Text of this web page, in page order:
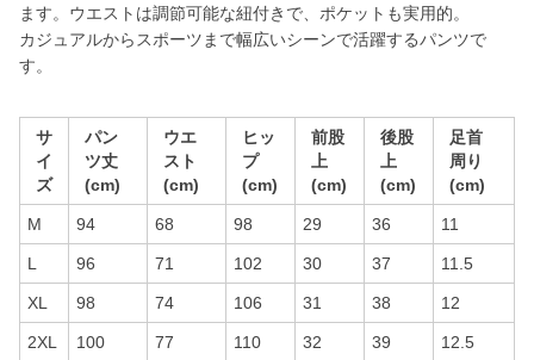
ます。ウエストは調節可能な紐付きで、ポケットも実用的。
カジュアルからスポーツまで幅広いシーンで活躍するパンツで
す。
サ
イ
ズ
パン
ツ丈
(cm)
ウエ
スト
(cm)
ヒッ
プ
(cm)
前股
上
(cm)
後股
上
(cm)
足首
周り
(cm)
M 94 68 98 29 36 11
L 96 71 102 30 37 11.5
XL 98 74 106 31 38 12
2XL 100 77 110 32 39 12.5